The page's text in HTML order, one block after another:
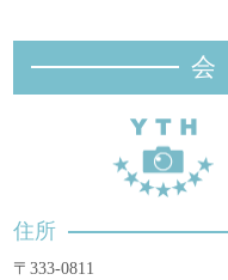
住所
〒333-0811